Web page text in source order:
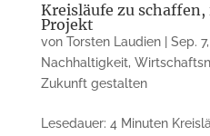
Kreisläufe zu
Projekt
von Torsten Laudien| Sep.
Nachhaltigkeit,
Zukunft gestalten
Lesedauer: 4 Minuten